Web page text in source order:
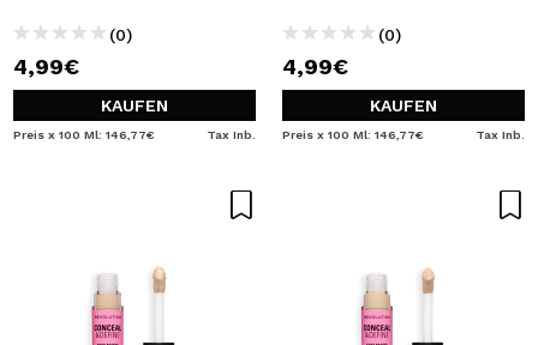
(0)
4,99€
KAUFEN
Preis x 100 Ml: 146,77€ Tax Inb.
(0)
4,99€
KAUFEN
Preis x 100 Ml: 146,77€ Tax Inb.